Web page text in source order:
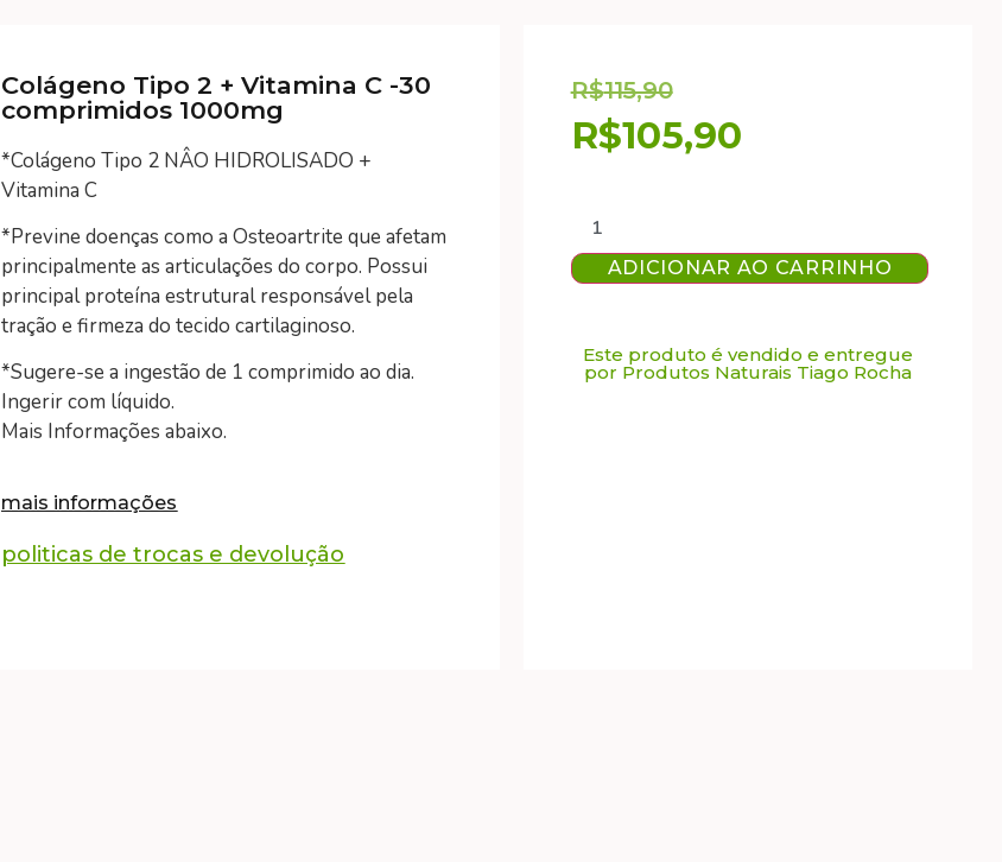
Colágeno Tipo 2 + Vitamina C -30
comprimidos 1000mg
*Colágeno Tipo 2 NÂO HIDROLISADO +
Vitamina C
*Previne doenças como a Osteoartrite que afetam
principalmente as articulações do corpo. Possui
principal proteína estrutural responsável pela
tração e firmeza do tecido cartilaginoso.
*Sugere-se a ingestão de 1 comprimido ao dia.
Ingerir com líquido.
Mais Informações abaixo.
mais informações
politicas de trocas e devolução
R$115,90
R$105,90
ADICIONAR AO CARRINHO
Este produto é vendido e entregue
por Produtos Naturais Tiago Rocha